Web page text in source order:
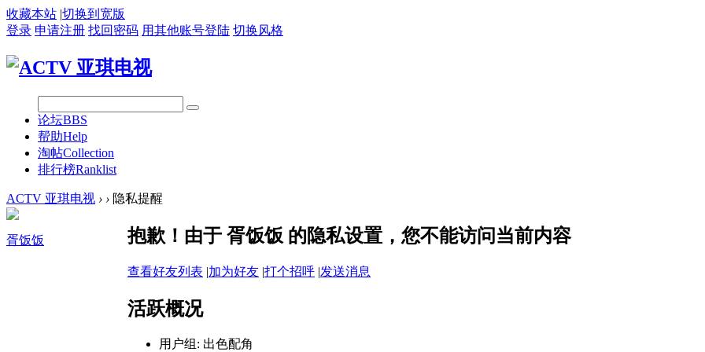
收藏本站 |切换到宽版
登录 申请注册 找回密码 用其他账号登陆 切换风格
论坛BBS
帮助Help
淘帖Collection
排行榜Ranklist
ACTV 亚琪电视 › › 隐私提醒
胥饭饭 抱歉！由于 胥饭饭 的隐私设置，您不能访问当前内容
查看好友列表 |加为好友 |打个招呼 |发送消息
活跃概况
用户组: 出色配角